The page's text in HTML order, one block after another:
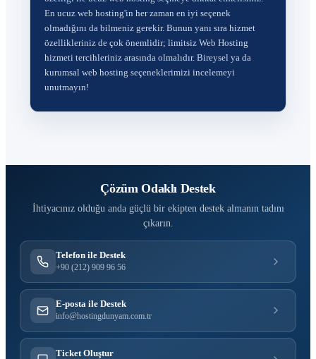
En ucuz web hosting'in her zaman en iyi seçenek
olmadığını da bilmeniz gerekir. Bunun yanı sıra hizmet
özellikleriniz de çok önemlidir; limitsiz Web Hosting
hizmeti tercihleriniz arasında olmalıdır. Bireysel ya da
kurumsal web hosting seçeneklerimizi incelemeyi
unutmayın!
Çözüm Odaklı Destek
İhtiyacınız olduğu anda güçlü bir ekipten destek almanın tadını
çıkarın.
Telefon ile Destek
+90 (212) 909 96 56
E-posta ile Destek
info@hostingdunyam.com.tr
Ticket Oluştur